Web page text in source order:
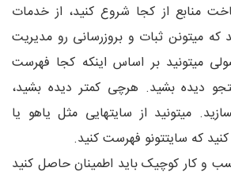
منابع از کجا شروع کنید، از خدمات
که میتونن ثبات و بروزرسانی رو مدیریت
میتونید بر اساس اینکه کجا فهرست
دیده بشید. هرچی کمتر دیده بشید،
میتونید از سایتهایی مثل یاهو یا
که سایتتونو فهرست کنید.
و کار کوچیک باید اطمینان حاصل کنید